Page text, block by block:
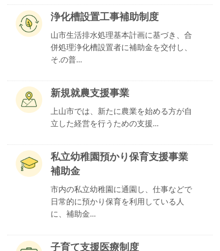
浄化槽設置工事補助制度
山市生活排水処理基本計画に基づき、合
併処理浄化槽設置者に補助金を交付し、
そ.の普...
新規就農支援事業
上山市では、新たに農業を始める方が自
立した経営を行うための支援...
私立幼稚園預かり保育支援事業
補助金
市内の私立幼稚園に通園し、仕事などで
日常的に預かり保育を利用している人
に、補助金...
子育て支援医療制度